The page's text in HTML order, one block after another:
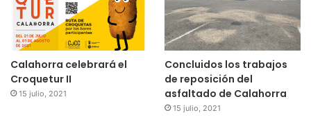
Calahorra celebrará el
Croquetur II
15 julio, 2021
Concluidos los trabajos
de reposición del
asfaltado de Calahorra
15 julio, 2021